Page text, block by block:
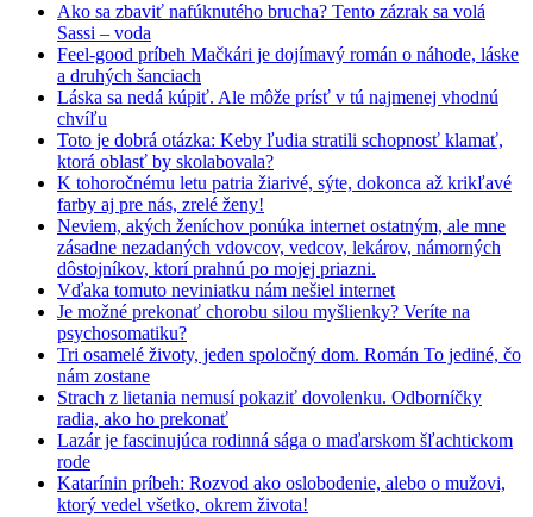
Ako sa zbaviť nafúknutého brucha? Tento zázrak sa volá
Sassi – voda
Feel-good príbeh Mačkári je dojímavý román o náhode, láske
a druhých šanciach
Láska sa nedá kúpiť. Ale môže prísť v tú najmenej vhodnú
chvíľu
Toto je dobrá otázka: Keby ľudia stratili schopnosť klamať,
ktorá oblasť by skolabovala?
K tohoročnému letu patria žiarivé, sýte, dokonca až krikľavé
farby aj pre nás, zrelé ženy!
Neviem, akých ženíchov ponúka internet ostatným, ale mne
zásadne nezadaných vdovcov, vedcov, lekárov, námorných
dôstojníkov, ktorí prahnú po mojej priazni.
Vďaka tomuto neviniatku nám nešiel internet
Je možné prekonať chorobu silou myšlienky? Veríte na
psychosomatiku?
Tri osamelé životy, jeden spoločný dom. Román To jediné, čo
nám zostane
Strach z lietania nemusí pokaziť dovolenku. Odborníčky
radia, ako ho prekonať
Lazár je fascinujúca rodinná sága o maďarskom šľachtickom
rode
Katarínin príbeh: Rozvod ako oslobodenie, alebo o mužovi,
ktorý vedel všetko, okrem života!